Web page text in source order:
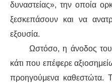
δυναστείας», την οποία
ξεσκεπάσουν και να
εξουσία.
Ωστόσο, η άνοδος
κάτι που επέφερε
προηγούμενα καθεστώτα.